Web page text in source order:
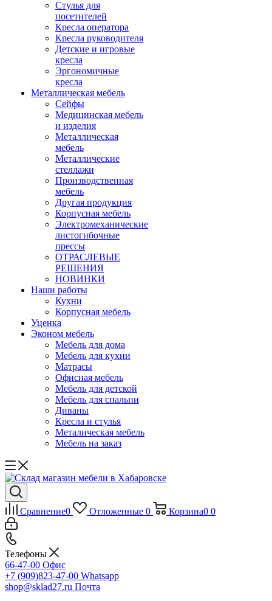
Стулья для
посетителей
Кресла оператора
Кресла руководителя
Детские и игровые
кресла
Эргономичные
кресла
Металлическая мебель
Сейфы
Медицинская мебель
и изделия
Металлическая
мебель
Металлические
стеллажи
Производственная
мебель
Другая продукция
Корпусная мебель
Электромеханические
листогибочные
прессы
ОТРАСЛЕВЫЕ
РЕШЕНИЯ
НОВИНКИ
Наши работы
Кухни
Корпусная мебель
Уценка
Эконом мебель
Мебель для дома
Мебель для кухни
Матрасы
Офисная мебель
Мебель для детской
Мебель для спальни
Диваны
Кресла и стулья
Металическая мебель
Мебель на заказ
Сравнение0 Отложенные 0 Корзина0 0
Телефоны
66-47-00 Офис
+7 (909)823-47-00 Whatsapp
shop@sklad27.ru Почта